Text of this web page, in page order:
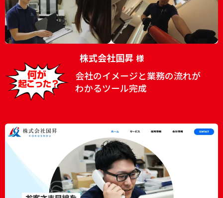
株式会社国昇 様
会社のイメージと業務の流れが
わかるツール完成